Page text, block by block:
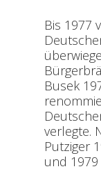
Bis 1977
Busek
verlegte.
Putziger
und